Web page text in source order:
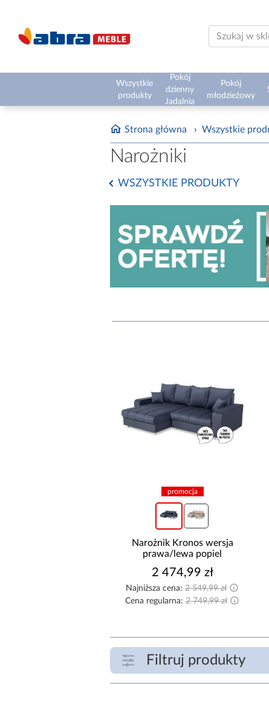
Wszystkie
produkty
Pokój
dzienny
Jadalnia
Pokój
młodzieżowy
Strona główna › Wszystkie
Narożniki
WSZYSTKIE PRODUKTY
promocja
Narożnik Kronos wersja
prawa/lewa popiel
2 474,99 zł
Najniższa cena: 2 549,99 zł
Cena regularna: 2 749,99 zł
Filtruj produkty